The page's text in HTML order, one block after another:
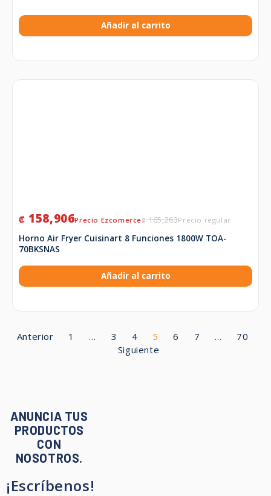
Añadir al carrito
₡165,263
₡ 158,906
Horno Air Fryer Cuisinart 8 Funciones 1800W TOA-
70BKSNAS
Añadir al carrito
Anterior 1 … 3 4 5 6 7 …
70
Siguiente
ANUNCIA TUS
PRODUCTOS
CON
NOSOTROS.
¡Escríbenos!